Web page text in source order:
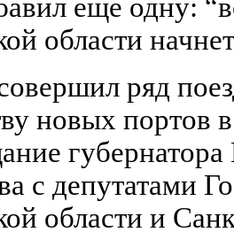
еще одну:
области
ряд
новых портов
с депутатами
области и